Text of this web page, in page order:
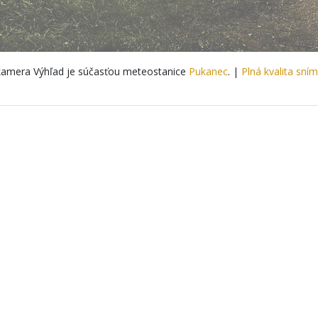
Výhľad je súčasťou meteostanice Pukanec. | Plná kvalita